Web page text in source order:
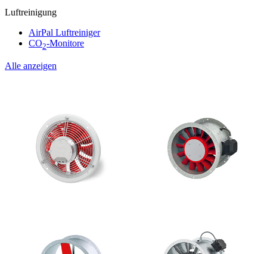
Luftreinigung
AirPal Luftreiniger
CO2-Monitore
Alle anzeigen